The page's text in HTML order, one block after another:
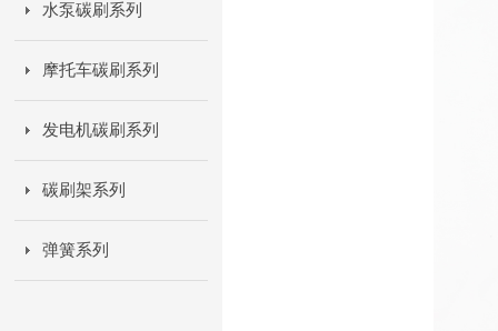
水泵碳刷系列
摩托车碳刷系列
发电机碳刷系列
碳刷架系列
弹簧系列